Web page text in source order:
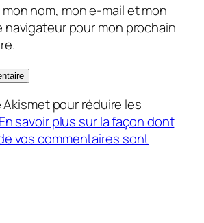
nom, mon e-mail et mon
navigateur pour mon prochain
pour réduire les
En savoir plus sur la façon dont
vos commentaires sont